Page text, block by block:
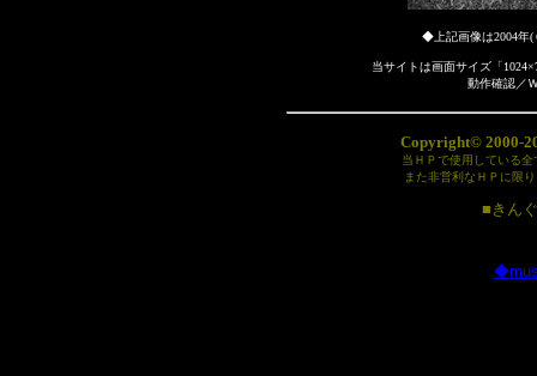
◆上記画像は2004年
当サイトは画面サイズ「
動作確認／
Copyright© 2000-
当ＨＰで使用している
また非営利なＨＰに限
■きん
◆